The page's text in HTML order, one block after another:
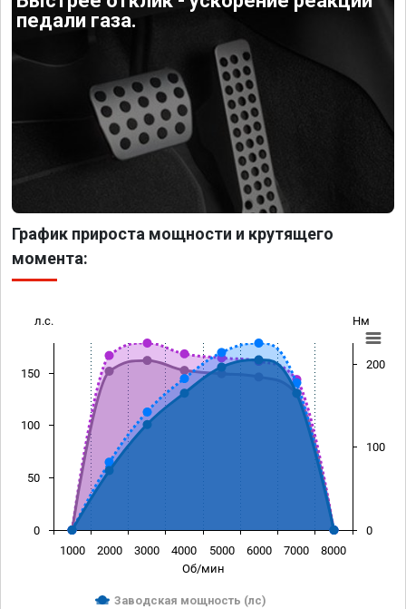
педали газа.
График прироста мощности и крутящего
момента:
Об/мин
л.с. Нм
Заводская мощность (лс)
1000 2000 3000 4000 5000 6000 7000 8000
0
50
100
150
0
100
200